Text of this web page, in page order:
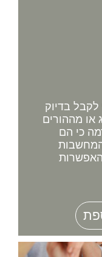
בדיוק
או מההורים
כי הם